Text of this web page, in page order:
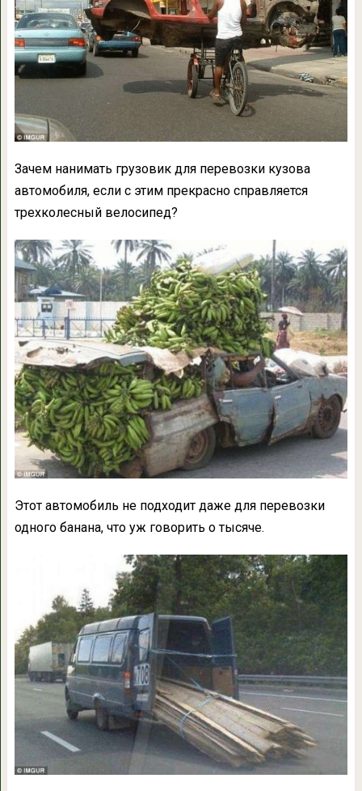
Зачем нанимать грузовик для перевозки кузова
автомобиля, если с этим прекрасно справляется
трехколесный велосипед?
Этот автомобиль не подходит даже для перевозки
одного банана, что уж говорить о тысяче.